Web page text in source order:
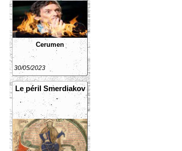
Cerumen
30/05/2023
Le péril Smerdiakov